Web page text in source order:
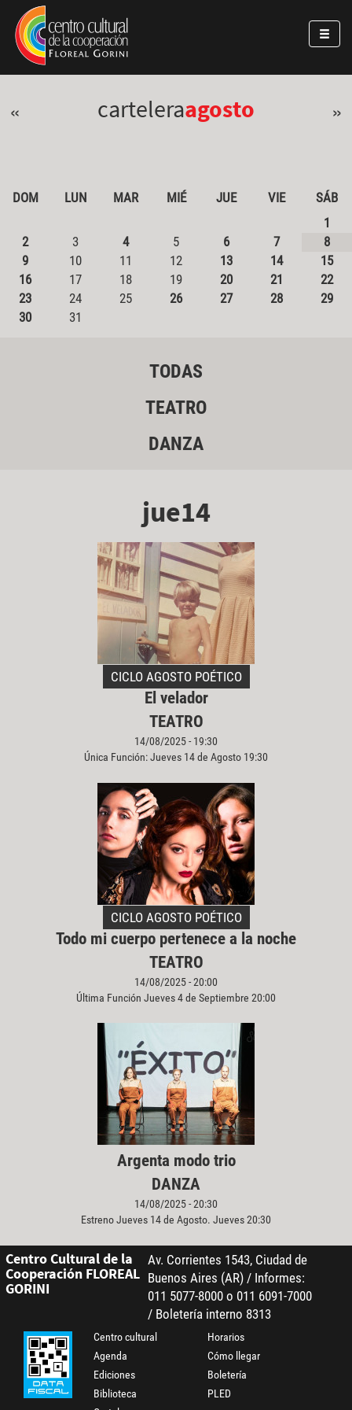
Pasar al contenido principal
Jump to main content
« carteleraagosto »
DOM LUN MAR MIÉ JUE VIE
SÁB
1
2
3 4 5 6 7
8
9
10 11 12 13 14
15
16
17 18 19 20 21
22
23
24 25 26 27 28
29
30
31
TODAS
TEATRO
DANZA
jue14
CICLO AGOSTO POÉTICO
El velador
TEATRO
14/08/2025 - 19:30
Única Función: Jueves 14 de Agosto 19:30
CICLO AGOSTO POÉTICO
Todo mi cuerpo pertenece a la noche
TEATRO
14/08/2025 - 20:00
Última Función Jueves 4 de Septiembre 20:00
Argenta modo trio
DANZA
14/08/2025 - 20:30
Estreno Jueves 14 de Agosto. Jueves 20:30
Centro Cultural de la
Cooperación FLOREAL
GORINI
Av. Corrientes 1543, Ciudad de
Buenos Aires (AR) / Informes:
011 5077-8000 o 011 6091-7000
/ Boletería interno 8313
Centro cultural
Agenda
Ediciones
Biblioteca
Horarios
Cómo llegar
Boletería
PLED